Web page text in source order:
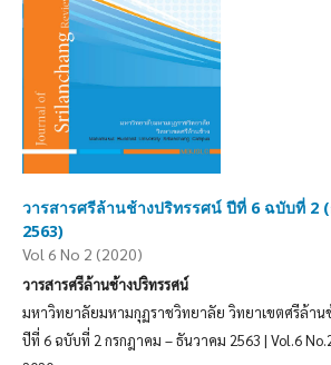
วารสารศรีล้านช้างปริทรรศน์ ปีที่ 6 ฉบับที่ 2
2563)
Vol 6 No 2 (2020)
วารสารศรีล้านช้างปริทรรศน์
มหาวิทยาลัยมหามกุฏราชวิทยาลัย วิทยาเขตศรีล้าน
ปีที่ 6 ฉบับที่ 2 กรกฎาคม – ธันวาคม 2563 | Vol.6